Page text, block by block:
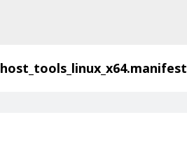
host_tools_linux_x64.manifest